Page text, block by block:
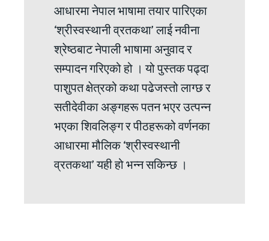
आधारमा नेपाल भाषामा तयार पारिएका
‘श्रीस्वस्थानी व्रतकथा’ लाई नवीना
श्रेष्ठबाट नेपाली भाषामा अनुवाद र
सम्पादन गरिएको हो । यो पुस्तक पढ्दा
पाशुपत क्षेत्रको कथा पढेजस्तो लाग्छ र
सतीदेवीका अङ्गहरू पतन भएर उत्पन्न
भएका शिवलिङ्ग र पीठहरूको वर्णनका
आधारमा मौलिक ‘श्रीस्वस्थानी
व्रतकथा’ यही हो भन्न सकिन्छ ।